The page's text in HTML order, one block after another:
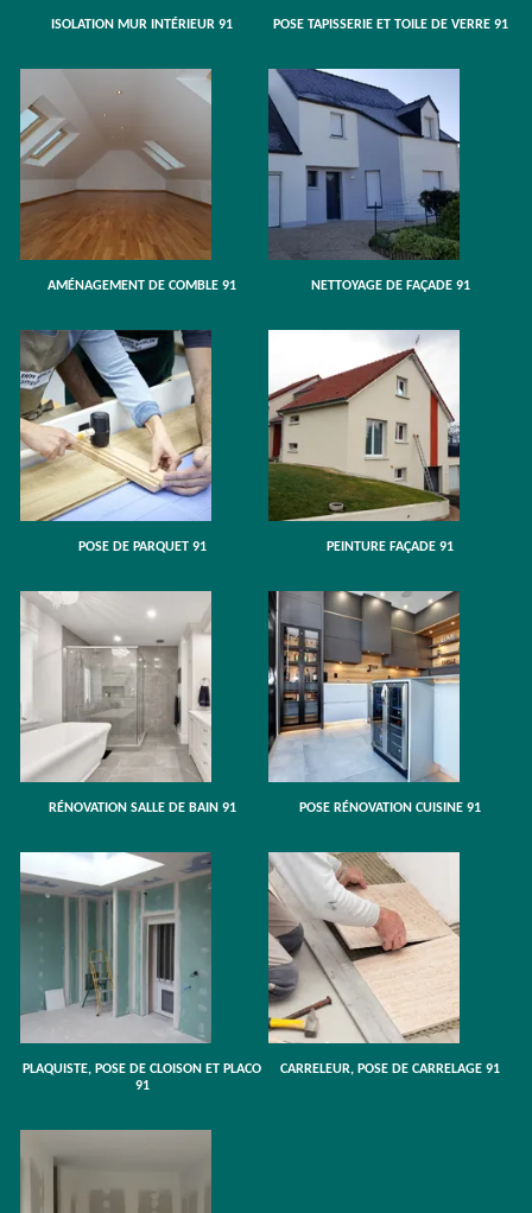
ISOLATION MUR INTÉRIEUR 91 POSE TAPISSERIE ET TOILE DE VERRE 91
AMÉNAGEMENT DE COMBLE 91 NETTOYAGE DE FAÇADE 91
POSE DE PARQUET 91 PEINTURE FAÇADE 91
RÉNOVATION SALLE DE BAIN 91 POSE RÉNOVATION CUISINE 91
PLAQUISTE, POSE DE CLOISON ET PLACO
91
CARRELEUR, POSE DE CARRELAGE 91